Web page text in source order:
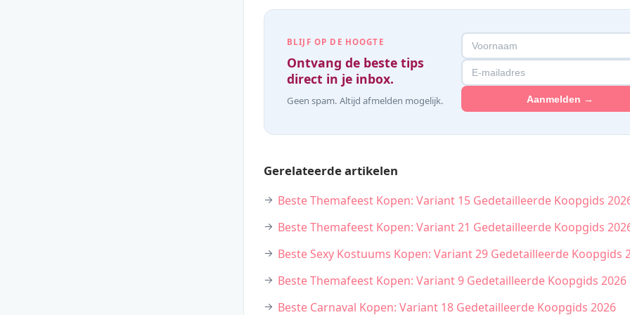
BLIJF OP DE HOOGTE
Ontvang de beste tips
direct in je inbox.
Geen spam. Altijd afmelden mogelijk. Aanmelden →
Gerelateerde artikelen
Beste Themafeest Kopen: Variant 15 Gedetailleerde Koopgids
Beste Themafeest Kopen: Variant 21 Gedetailleerde Koopgids
Beste Sexy Kostuums Kopen: Variant 29 Gedetailleerde Koopgids
Beste Themafeest Kopen: Variant 9 Gedetailleerde Koopgids 2026
Beste Carnaval Kopen: Variant 18 Gedetailleerde Koopgids 2026